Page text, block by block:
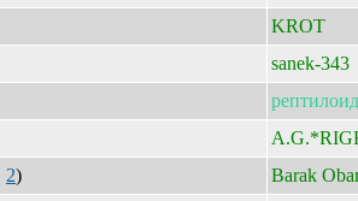
KROT
sanek-343
рептилоид
2) Barak